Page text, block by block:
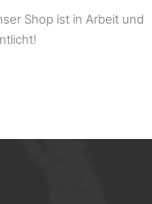
Shop ist in Arbeit und